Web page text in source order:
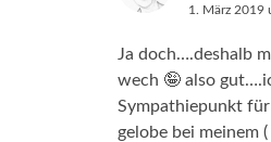
1. März 2019
Ja doch….deshalb
wech 🤪 also
Sympathiepunkt
gelobe bei meinem